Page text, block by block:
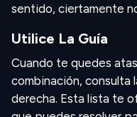
sentido, ciertamente
Utilice La Guía
Cuando te quedes
combinación, consulta
derecha. Esta lista te